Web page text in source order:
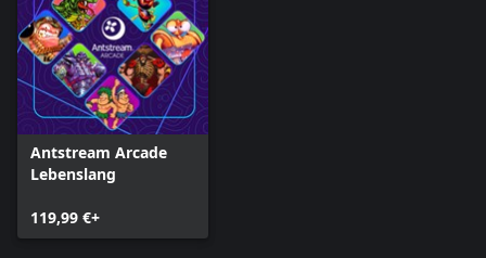
Antstream Arcade
Lebenslang
119,99 €+